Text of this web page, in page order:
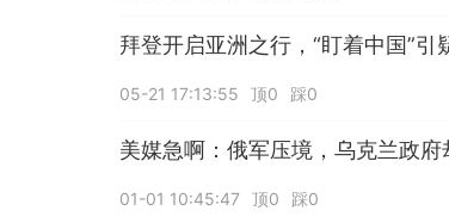
拜登开启亚洲之行，“盯着中国”
05-21 17:13:55 顶0 踩0
美媒急啊：俄军压境，乌克兰政府
01-01 10:45:47 顶0 踩0